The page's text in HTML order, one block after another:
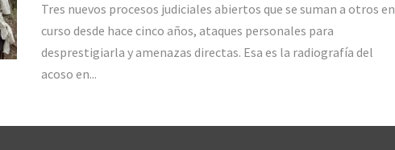
Tres nuevos procesos judiciales abiertos que se suman a otros en
curso desde hace cinco años, ataques personales para
desprestigiarla y amenazas directas. Esa es la radiografía del
acoso en...